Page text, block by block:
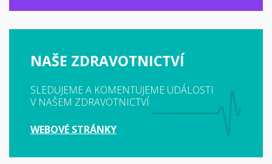
NAŠE ZDRAVOTNICTVÍ
SLEDUJEME A KOMENTUJEME UDÁLOSTI
V NAŠEM ZDRAVOTNICTVÍ
WEBOVÉ STRÁNKY